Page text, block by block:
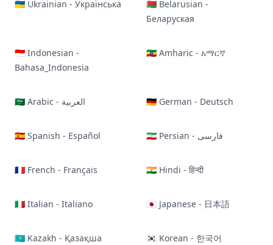
🇺🇦 Ukrainian - Українська
🇧🇾 Belarusian -
Беларуская
🇮🇩 Indonesian -
Bahasa_Indonesia
🇪🇹 Amharic - አማርኛ
🇸🇦 Arabic - العربية 🇩🇪 German - Deutsch
🇪🇸 Spanish - Español 🇮🇷 Persian - فارسی
🇫🇷 French - Français 🇮🇳 Hindi - हिन्दी
🇮🇹 Italian - Italiano 🇯🇵 Japanese - 日本語
🇰🇿 Kazakh - Қазақша 🇰🇷 Korean - 한국어